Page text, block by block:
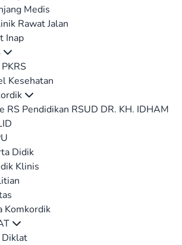
Medis
Rawat Jalan
Inap
Kesehatan
RS Pendidikan RSUD DR. KH. IDHAM
Didik
Klinis
Komkordik